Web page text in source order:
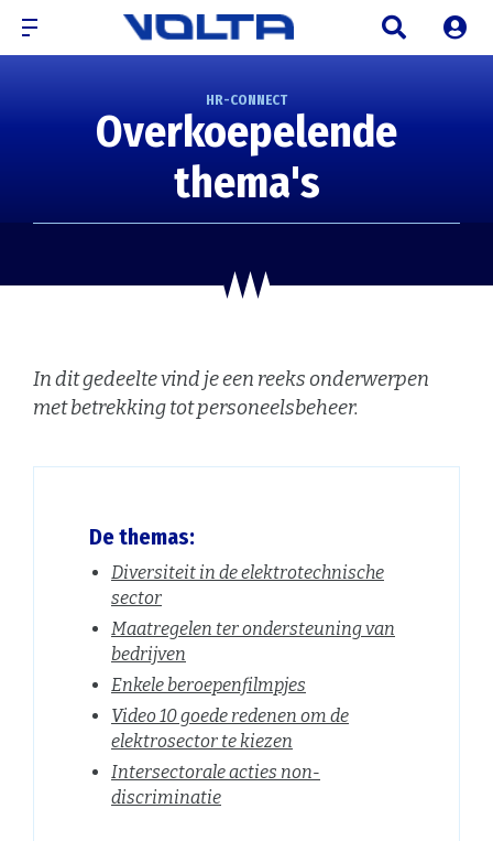
HR-CONNECT
Overkoepelende
thema's
In dit gedeelte vind je een reeks onderwerpen
met betrekking tot personeelsbeheer.
De themas:
Diversiteit in de elektrotechnische
sector
Maatregelen ter ondersteuning van
bedrijven
Enkele beroepenfilmpjes
Video 10 goede redenen om de
elektrosector te kiezen
Intersectorale acties non-
discriminatie